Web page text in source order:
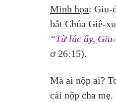
Minh họa: Giu-
bắt Chúa Giê-
“Từ lúc ấy,
ơ 26:15).
Mà ai nộp ai?
cái nộp cha